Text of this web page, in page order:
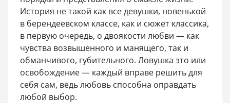
История не такой как все девушки, новенькой
в берендеевском классе, как и сюжет классика,
в первую очередь, о двоякости любви — как
чувства возвышенного и манящего, так и
обманчивого, губительного. Ловушка это или
освобождение — каждый вправе решить для
себя сам, ведь любовь способна оправдать
любой выбор.